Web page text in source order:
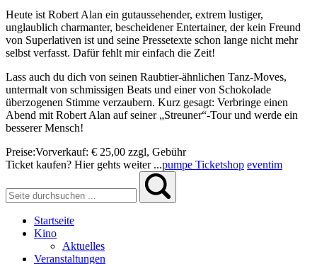
Heute ist Robert Alan ein gutaussehender, extrem lustiger,
unglaublich charmanter, bescheidener Entertainer, der kein Freund
von Superlativen ist und seine Pressetexte schon lange nicht mehr
selbst verfasst. Dafür fehlt mir einfach die Zeit!
Lass auch du dich von seinen Raubtier-ähnlichen Tanz-Moves,
untermalt von schmissigen Beats und einer von Schokolade
überzogenen Stimme verzaubern. Kurz gesagt: Verbringe einen
Abend mit Robert Alan auf seiner „Streuner“-Tour und werde ein
besserer Mensch!
Preise:Vorverkauf: € 25,00 zzgl, Gebühr
Ticket kaufen? Hier gehts weiter ...pumpe Ticketshop eventim
Startseite
Kino
Aktuelles
Veranstaltungen